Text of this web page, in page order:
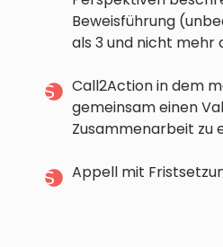
Beweisführung
als 3 und nicht mehr
Call2Action in dem
gemeinsam einen
Zusammenarbeit zu
Appell mit